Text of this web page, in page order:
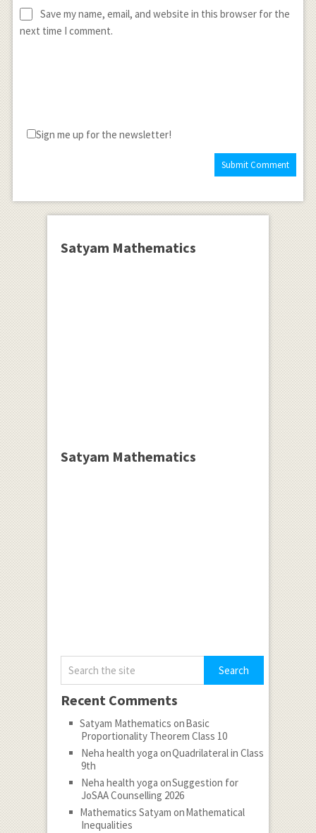
Save my name, email, and website in this browser for the
next time I comment.
Sign me up for the newsletter!
Satyam Mathematics
Satyam Mathematics
Recent Comments
Satyam Mathematics onBasic
Proportionality Theorem Class 10
Neha health yoga onQuadrilateral in Class
9th
Neha health yoga onSuggestion for
JoSAA Counselling 2026
Mathematics Satyam onMathematical
Inequalities